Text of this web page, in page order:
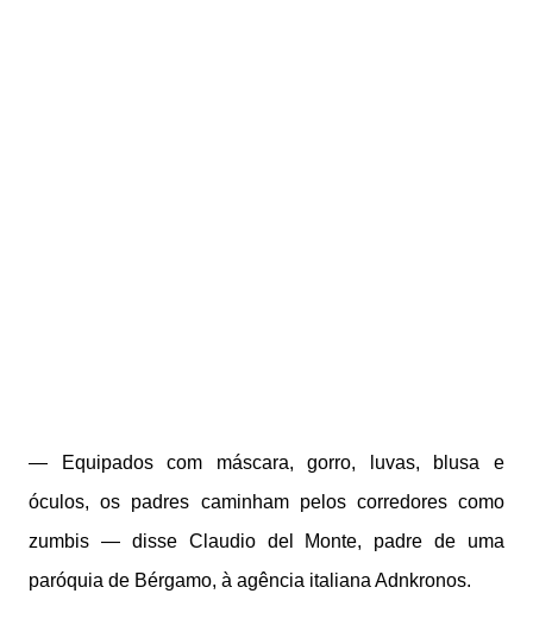
— Equipados com máscara, gorro, luvas, blusa e
óculos, os padres caminham pelos corredores como
zumbis — disse Claudio del Monte, padre de uma
paróquia de Bérgamo, à agência italiana Adnkronos.